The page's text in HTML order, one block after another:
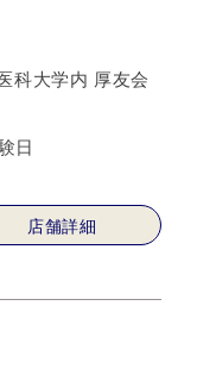
科大学内 厚友会
日
店舗詳細